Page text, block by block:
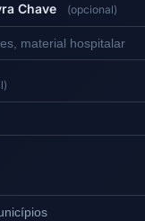
Chave (opcional)